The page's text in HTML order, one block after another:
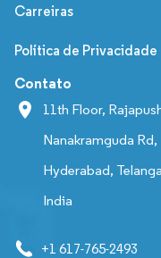
Carreiras
Política de Privacidade
Contato
11th Floor,
Nanakramguda
Hyderabad,
India
+1 617-765-2493